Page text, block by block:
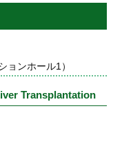
ョンホール1）
Transplantation